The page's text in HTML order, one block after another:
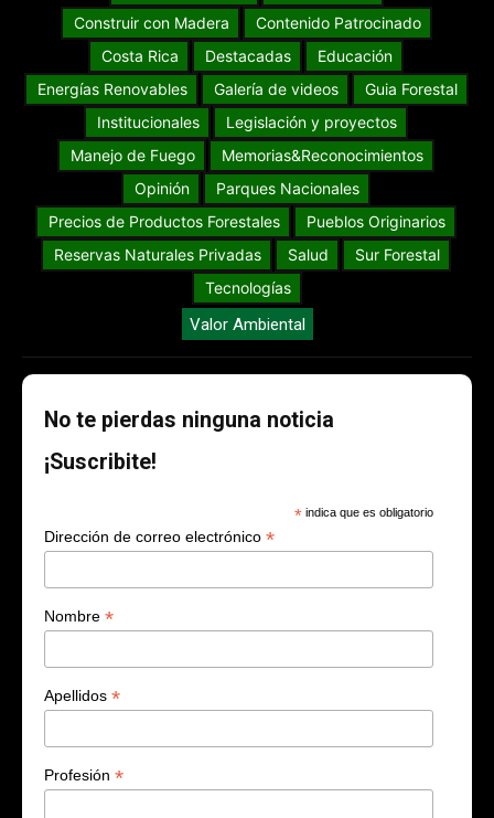
Construir con Madera
Contenido Patrocinado
Costa Rica
Destacadas
Educación
Energías Renovables
Galería de videos
Guia Forestal
Institucionales
Legislación y proyectos
Manejo de Fuego
Memorias&Reconocimientos
Opinión
Parques Nacionales
Precios de Productos Forestales
Pueblos Originarios
Reservas Naturales Privadas
Salud
Sur Forestal
Tecnologías
Valor Ambiental
No te pierdas ninguna noticia
¡Suscribite!
* indica que es obligatorio
Dirección de correo electrónico *
Nombre *
Apellidos *
Profesión *